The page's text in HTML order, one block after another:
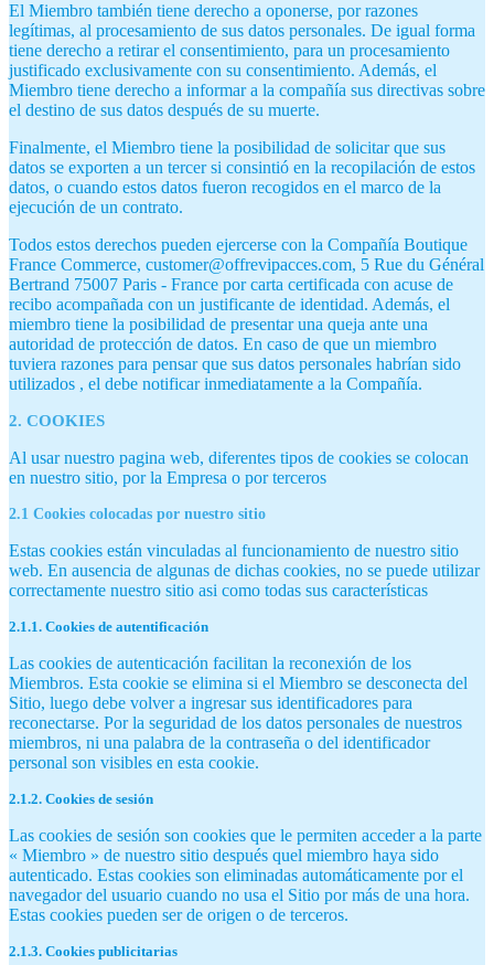
El Miembro también tiene derecho a oponerse, por razones
legítimas, al procesamiento de sus datos personales. De igual forma
tiene derecho a retirar el consentimiento, para un procesamiento
justificado exclusivamente con su consentimiento. Además, el
Miembro tiene derecho a informar a la compañía sus directivas sobre
el destino de sus datos después de su muerte.
Finalmente, el Miembro tiene la posibilidad de solicitar que sus
datos se exporten a un tercer si consintió en la recopilación de estos
datos, o cuando estos datos fueron recogidos en el marco de la
ejecución de un contrato.
Todos estos derechos pueden ejercerse con la Compañía Boutique
France Commerce, customer@offrevipacces.com, 5 Rue du Général
Bertrand 75007 Paris - France por carta certificada con acuse de
recibo acompañada con un justificante de identidad. Además, el
miembro tiene la posibilidad de presentar una queja ante una
autoridad de protección de datos. En caso de que un miembro
tuviera razones para pensar que sus datos personales habrían sido
utilizados , el debe notificar inmediatamente a la Compañía.
2. COOKIES
Al usar nuestro pagina web, diferentes tipos de cookies se colocan
en nuestro sitio, por la Empresa o por terceros
2.1 Cookies colocadas por nuestro sitio
Estas cookies están vinculadas al funcionamiento de nuestro sitio
web. En ausencia de algunas de dichas cookies, no se puede utilizar
correctamente nuestro sitio asi como todas sus características
2.1.1. Cookies de autentificación
Las cookies de autenticación facilitan la reconexión de los
Miembros. Esta cookie se elimina si el Miembro se desconecta del
Sitio, luego debe volver a ingresar sus identificadores para
reconectarse. Por la seguridad de los datos personales de nuestros
miembros, ni una palabra de la contraseña o del identificador
personal son visibles en esta cookie.
2.1.2. Cookies de sesión
Las cookies de sesión son cookies que le permiten acceder a la parte
« Miembro » de nuestro sitio después quel miembro haya sido
autenticado. Estas cookies son eliminadas automáticamente por el
navegador del usuario cuando no usa el Sitio por más de una hora.
Estas cookies pueden ser de origen o de terceros.
2.1.3. Cookies publicitarias